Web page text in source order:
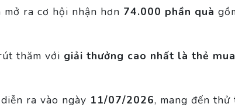
ra cơ hội nhận hơn 74.000 phần quà
thăm với giải thưởng cao nhất là thẻ
ra vào ngày 11/07/2026, mang đến